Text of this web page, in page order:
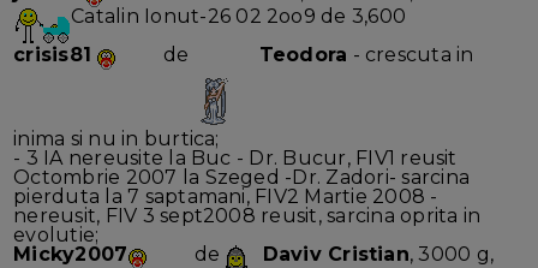
Catalin Ionut-26 02 2oo9 de 3,600
crisis81
de Teodora - crescuta in
inima si nu in burtica;
- 3 IA nereusite la Buc - Dr. Bucur, FIV1 reusit
Octombrie 2007 la Szeged -Dr. Zadori- sarcina
pierduta la 7 saptamani, FIV2 Martie 2008 -
nereusit, FIV 3 sept2008 reusit, sarcina oprita in
evolutie;
Micky2007
de Daviv Cristian, 3000 g,